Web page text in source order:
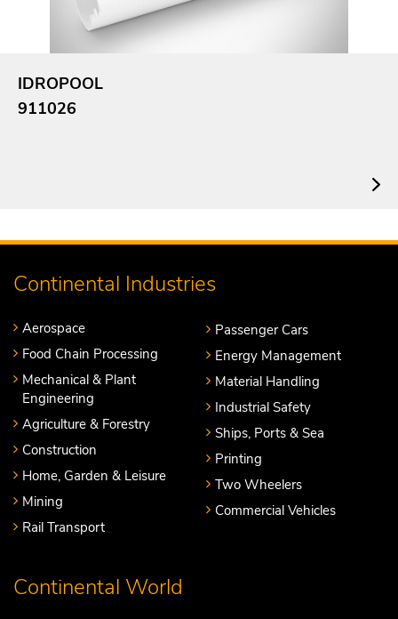
IDROPOOL
911026
Continental Industries
Aerospace
Food Chain Processing
Mechanical & Plant
Engineering
Agriculture & Forestry
Construction
Home, Garden & Leisure
Mining
Rail Transport
Passenger Cars
Energy Management
Material Handling
Industrial Safety
Ships, Ports & Sea
Printing
Two Wheelers
Commercial Vehicles
Continental World